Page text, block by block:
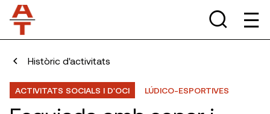
Històric d'activitats
ACTIVITATS SOCIALS I D'OCI LÚDICO-ESPORTIVES